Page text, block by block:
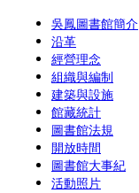
吳鳳圖書館簡介
沿革
經營理念
組織與編制
建築與設施
館藏統計
圖書館法規
開放時間
圖書館大事紀
活動照片